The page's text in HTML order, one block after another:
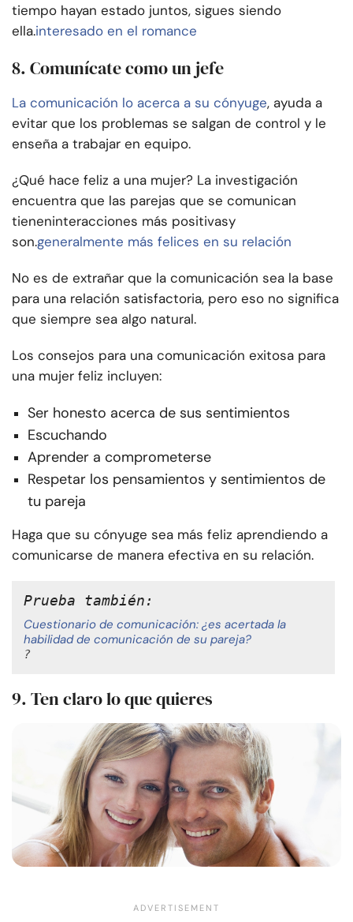
tiempo hayan estado juntos, sigues siendo
ella.interesado en el romance
8. Comunícate como un jefe
La comunicación lo acerca a su cónyuge, ayuda a
evitar que los problemas se salgan de control y le
enseña a trabajar en equipo.
¿Qué hace feliz a una mujer? La investigación
encuentra que las parejas que se comunican
tieneninteracciones más positivasy
son.generalmente más felices en su relación
No es de extrañar que la comunicación sea la base
para una relación satisfactoria, pero eso no significa
que siempre sea algo natural.
Los consejos para una comunicación exitosa para
una mujer feliz incluyen:
Ser honesto acerca de sus sentimientos
Escuchando
Aprender a comprometerse
Respetar los pensamientos y sentimientos de
tu pareja
Haga que su cónyuge sea más feliz aprendiendo a
comunicarse de manera efectiva en su relación.
Prueba también:
Cuestionario de comunicación: ¿es acertada la
habilidad de comunicación de su pareja?
?
9. Ten claro lo que quieres